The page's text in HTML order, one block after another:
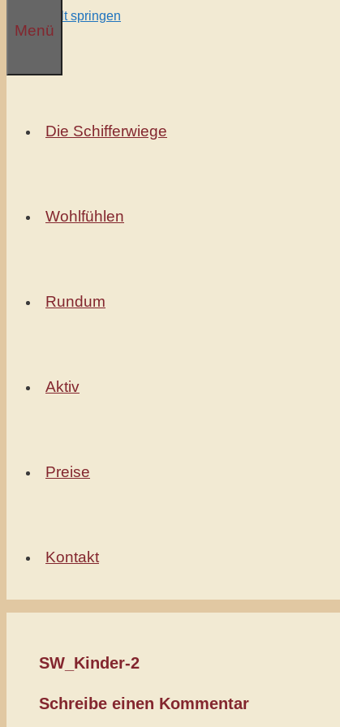
Zum Inhalt springen
Menü
Die Schifferwiege
Wohlfühlen
Rundum
Aktiv
Preise
Kontakt
SW_Kinder-2
Schreibe einen Kommentar